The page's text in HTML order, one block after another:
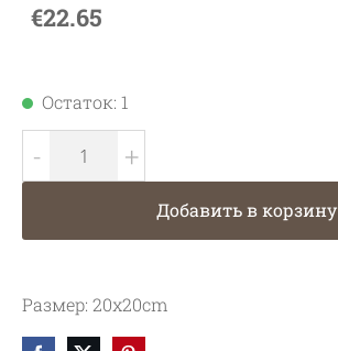
€22.65
Остаток: 1
- +
Добавить в корзину
Размер: 20x20cm